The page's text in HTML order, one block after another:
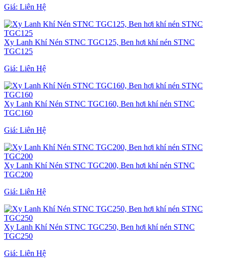
Giá: Liên Hệ
Xy Lanh Khí Nén STNC TGC125, Ben hơi khí nén STNC
TGC125
Giá: Liên Hệ
Xy Lanh Khí Nén STNC TGC160, Ben hơi khí nén STNC
TGC160
Giá: Liên Hệ
Xy Lanh Khí Nén STNC TGC200, Ben hơi khí nén STNC
TGC200
Giá: Liên Hệ
Xy Lanh Khí Nén STNC TGC250, Ben hơi khí nén STNC
TGC250
Giá: Liên Hệ